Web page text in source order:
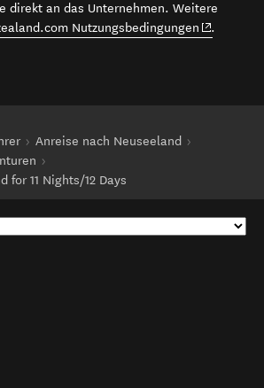
direkt an das Unternehmen. Weitere
Nutzungsbedingungen (opens in
.
Anreise nach Neuseeland
for 11 Nights/12 Days